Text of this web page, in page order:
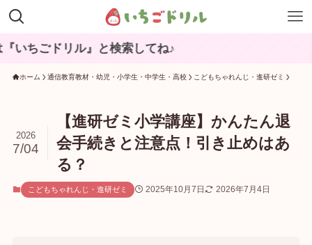
ホーム 通信教育教材・幼児・小学生・中学生・高校 こどもちゃれんじ・進研ゼミ
【進研ゼミ小学講座】かんたん退
会手続きと注意点！引き止めはあ
る？
2026
7/04
こどもちゃれんじ・進研ゼミ 2025年10月7日 2026年7月4日